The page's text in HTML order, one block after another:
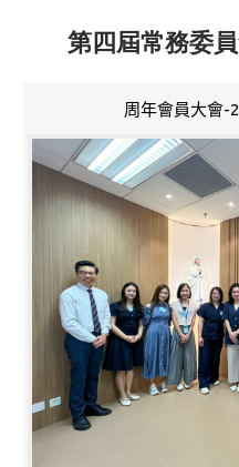
第四屆常務委
周年會員大會-